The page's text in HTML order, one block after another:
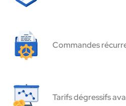
Commandes
Tarifs dégressifs